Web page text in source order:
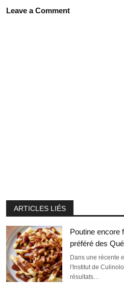
Leave a Comment
ARTICLES LIÉS
Poutine encore
préféré des
Dans une récente
l'Institut de
résultats…